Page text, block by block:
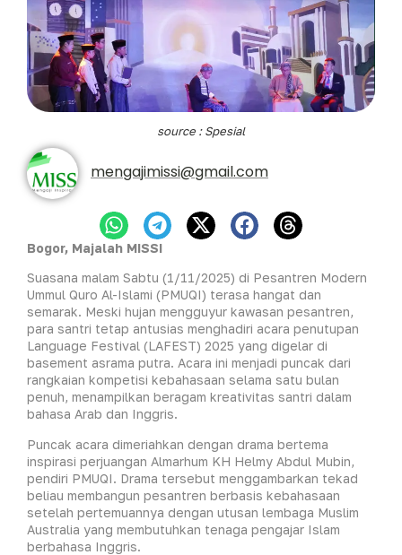
source : Spesial
mengajimissi@gmail.com
Bogor, Majalah MISSI
Suasana malam Sabtu (1/11/2025) di Pesantren Modern
Ummul Quro Al-Islami (PMUQI) terasa hangat dan
semarak. Meski hujan mengguyur kawasan pesantren,
para santri tetap antusias menghadiri acara penutupan
Language Festival (LAFEST) 2025 yang digelar di
basement asrama putra. Acara ini menjadi puncak dari
rangkaian kompetisi kebahasaan selama satu bulan
penuh, menampilkan beragam kreativitas santri dalam
bahasa Arab dan Inggris.
Puncak acara dimeriahkan dengan drama bertema
inspirasi perjuangan Almarhum KH Helmy Abdul Mubin,
pendiri PMUQI. Drama tersebut menggambarkan tekad
beliau membangun pesantren berbasis kebahasaan
setelah pertemuannya dengan utusan lembaga Muslim
Australia yang membutuhkan tenaga pengajar Islam
berbahasa Inggris.